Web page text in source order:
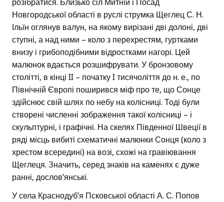
розібратися. Близько сіл Митній і Посад
Новгородської області в руслі струмка Щеглец С. Н.
Ільїн оглянув валун, на якому вирізані дві долоні, дві
ступні, а над ними – коло з перехрестям, гуртками
внизу і грибоподібними відростками нагорі. Цей
малюнок вдається розшифрувати. У бронзовому
столітті, в кінці II – початку I тисячоліття до н. е., по
Північній Європі поширився міф про те, що Сонце
здійснює свій шлях по небу на колісниці. Тоді були
створені численні зображення такої колісниці – і
скульптурні, і графічні. На скелях Південної Швеції в
ряді місць вибиті схематичні малюнки Сонця (коло з
хрестом всередині) на возі, схожі на гравіювання
Щеглеця. Значить, серед знаків на каменях є дуже
ранні, дослов’янські.
У села Краснодуб’я Псковської області А. С. Попов